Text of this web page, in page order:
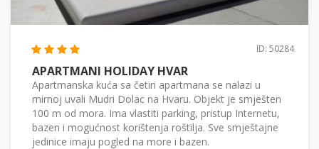
ID: 50284
APARTMANI HOLIDAY HVAR
Apartmanska kuća sa četiri apartmana se nalazi u
mirnoj uvali Mudri Dolac na Hvaru. Objekt je smješten
100 m od mora. Ima vlastiti parking, pristup Internetu,
bazen i mogućnost korištenja roštilja. Sve smještajne
jedinice imaju pogled na more i bazen.